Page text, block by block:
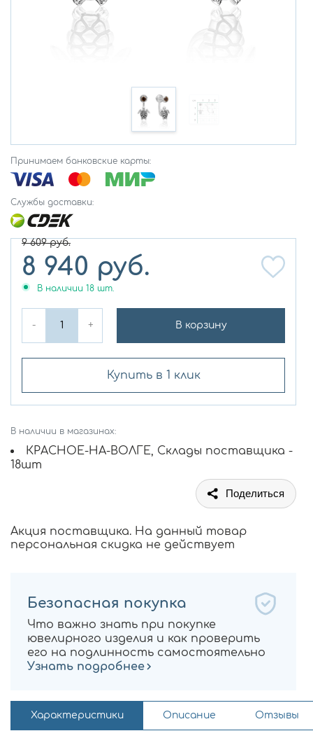
Принимаем банковские карты:
Службы доставки:
9 609руб.
8 940 руб.
В наличии 18 шт.
- + В корзину
Купить в 1 клик
В наличии в магазинах:
КРАСНОЕ-НА-ВОЛГЕ, Склады поставщика -
18шт
Поделиться
Акция поставщика. На данный товар
персональная скидка не действует
Безопасная покупка
Что важно знать при покупке
ювелирного изделия и как проверить
его на подлинность самостоятельно
Узнать подробнее
Характеристики Описание Отзывы